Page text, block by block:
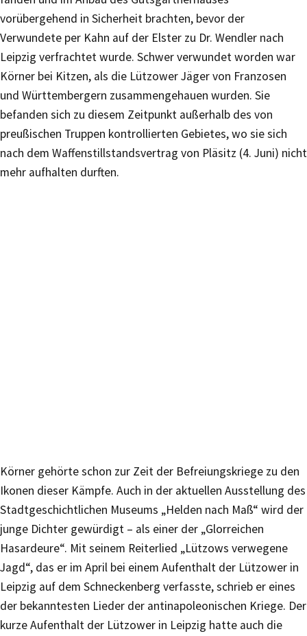
vorübergehend in Sicherheit brachten, bevor der
Verwundete per Kahn auf der Elster zu Dr. Wendler nach
Leipzig verfrachtet wurde. Schwer verwundet worden war
Körner bei Kitzen, als die Lützower Jäger von Franzosen
und Württembergern zusammengehauen wurden. Sie
befanden sich zu diesem Zeitpunkt außerhalb des von
preußischen Truppen kontrollierten Gebietes, wo sie sich
nach dem Waffenstillstandsvertrag von Pläsitz (4. Juni) nicht
mehr aufhalten durften.
Körner gehörte schon zur Zeit der Befreiungskriege zu den
Ikonen dieser Kämpfe. Auch in der aktuellen Ausstellung des
Stadtgeschichtlichen Museums „Helden nach Maß“ wird der
junge Dichter gewürdigt – als einer der „Glorreichen
Hasardeure“. Mit seinem Reiterlied „Lützows verwegene
Jagd“, das er im April bei einem Aufenthalt der Lützower in
Leipzig auf dem Schneckenberg verfasste, schrieb er eines
der bekanntesten Lieder der antinapoleonischen Kriege. Der
kurze Aufenthalt der Lützower in Leipzig hatte auch die